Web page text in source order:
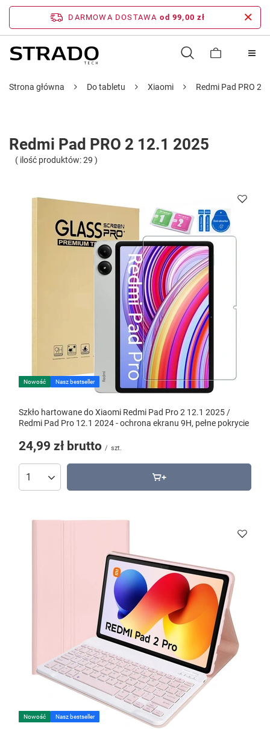
DARMOWA DOSTAWA od 99,00 zł
Strona główna Do tabletu Xiaomi Redmi Pad PRO 2
Redmi Pad PRO 2 12.1 2025
( ilość produktów:29 )
Nowość Nasz bestseller
Szkło hartowane do Xiaomi Redmi Pad Pro 2 12.1 2025 /
Redmi Pad Pro 12.1 2024 - ochrona ekranu 9H, pełne pokrycie
24,99 zł brutto / szt.
Nowość Nasz bestseller